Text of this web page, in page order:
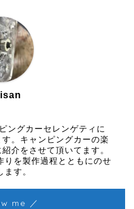
ングカーセレンゲティに
。キャンピングカーの楽
介をさせて頂いてます。
りを製作過程とともにのせ
す。
me ／